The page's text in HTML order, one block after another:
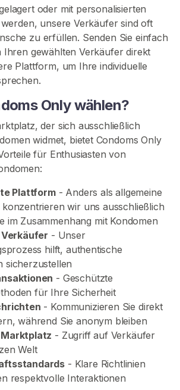
oder mit personalisierten
unsere Verkäufer sind oft
zu erfüllen. Senden Sie einfach
Ihren gewählten Verkäufer direkt
Plattform, um Ihre individuelle
Only wählen?
der sich ausschließlich
widmet, bietet Condoms Only
für Enthusiasten von
Plattform- Anders als allgemeine
wir uns ausschließlich
im Zusammenhang mit Kondomen
- Unser
hilft, authentische
sicherzustellen
- Geschützte
für Ihre Sicherheit
- Kommunizieren Sie direkt
während Sie anonym bleiben
- Zugriff auf Verkäufer
Welt
- Klare Richtlinien
respektvolle Interaktionen